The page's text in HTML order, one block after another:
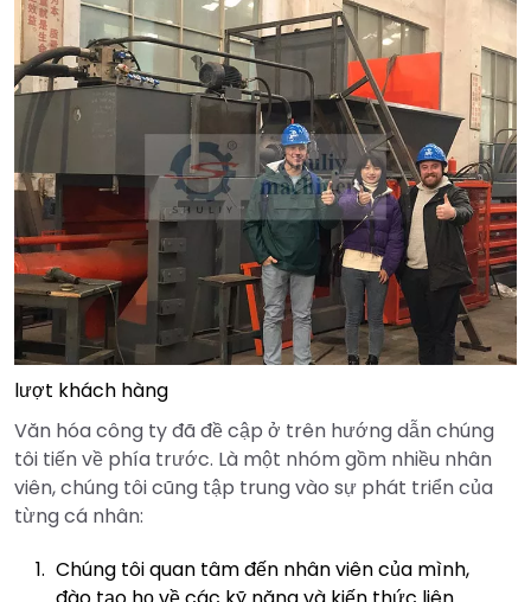
lượt khách hàng
Văn hóa công ty đã đề cập ở trên hướng dẫn chúng
tôi tiến về phía trước. Là một nhóm gồm nhiều nhân
viên, chúng tôi cũng tập trung vào sự phát triển của
từng cá nhân:
Chúng tôi quan tâm đến nhân viên của mình,